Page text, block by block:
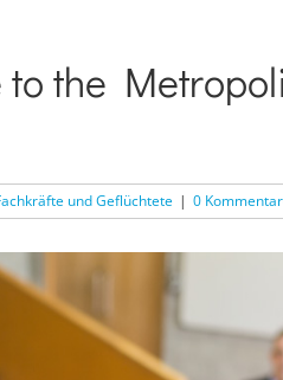
to the
und Geflüchtete | 0